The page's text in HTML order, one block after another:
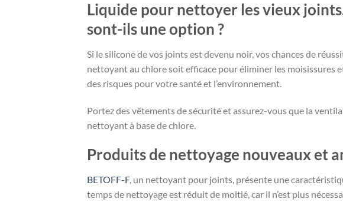
Liquide pour nettoyer les vieux
sont-ils une option ?
Si le silicone de vos joints est devenu noir, vos chances de
nettoyant au chlore soit efficace pour éliminer les moisissures
des risques pour votre santé et l’environnement.
Portez des vêtements de sécurité et assurez-vous que la
nettoyant à base de chlore.
Produits de nettoyage nouveaux et
BETOFF-F, un nettoyant pour joints, présente une
temps de nettoyage est réduit de moitié, car il n’est plus